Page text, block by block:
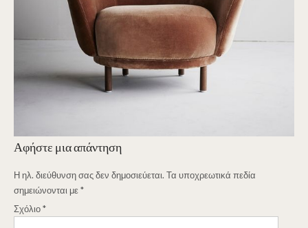
Αφήστε μια απάντηση
Η ηλ. διεύθυνση σας δεν δημοσιεύεται. Τα υποχρεωτικά πεδία
σημειώνονται με*
Σχόλιο*